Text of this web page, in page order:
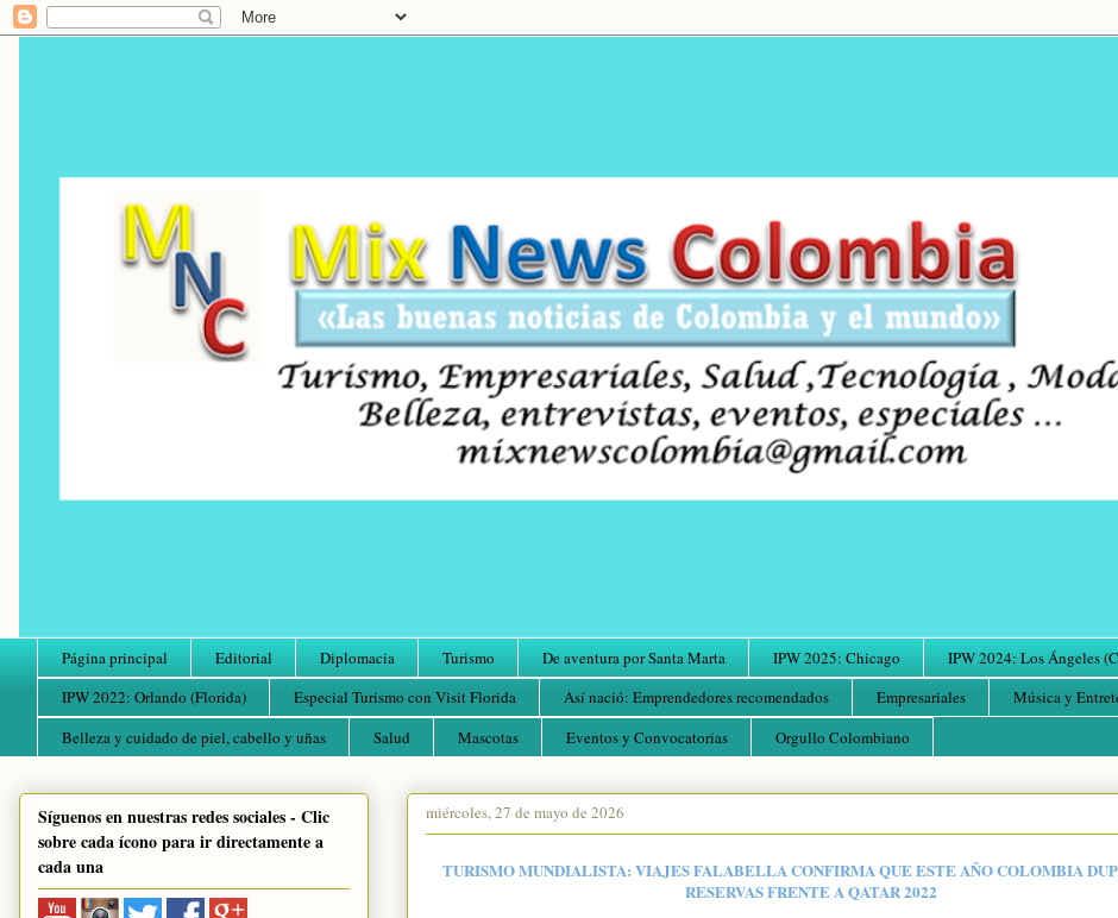
Página principal Editorial Diplomacia Turismo De aventura por Santa Marta IPW 2025: Chicago IPW 2024: Los Ángeles
IPW 2022: Orlando (Florida)
Especial Turismo con Visit Florida Así nació: Emprendedores recomendados Empresariales Música y
Belleza y cuidado de piel, cabello y uñas
Salud Mascotas Eventos y Convocatorias Orgullo Colombiano
miércoles, 27 de mayo de 2026
TURISMO MUNDIALISTA: VIAJES FALABELLA CONFIRMA QUE ESTE AÑO COLOMBIA
RESERVAS FRENTE A QATAR 2022
Síguenos en nuestras redes sociales - Clic
sobre cada ícono para ir directamente a
cada una